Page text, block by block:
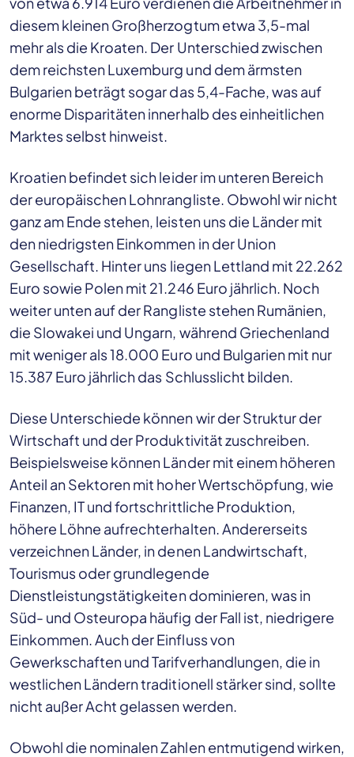
diesem kleinen Großherzogtum etwa 3,5-mal
mehr als die Kroaten. Der Unterschied zwischen
dem reichsten Luxemburg und dem ärmsten
Bulgarien beträgt sogar das 5,4-Fache, was auf
enorme Disparitäten innerhalb des einheitlichen
Marktes selbst hinweist.
Kroatien befindet sich leider im unteren Bereich
der europäischen Lohnrangliste. Obwohl wir nicht
ganz am Ende stehen, leisten uns die Länder mit
den niedrigsten Einkommen in der Union
Gesellschaft. Hinter uns liegen Lettland mit 22.262
Euro sowie Polen mit 21.246 Euro jährlich. Noch
weiter unten auf der Rangliste stehen Rumänien,
die Slowakei und Ungarn, während Griechenland
mit weniger als 18.000 Euro und Bulgarien mit nur
15.387 Euro jährlich das Schlusslicht bilden.
Diese Unterschiede können wir der Struktur der
Wirtschaft und der Produktivität zuschreiben.
Beispielsweise können Länder mit einem höheren
Anteil an Sektoren mit hoher Wertschöpfung, wie
Finanzen, IT und fortschrittliche Produktion,
höhere Löhne aufrechterhalten. Andererseits
verzeichnen Länder, in denen Landwirtschaft,
Tourismus oder grundlegende
Dienstleistungstätigkeiten dominieren, was in
Süd- und Osteuropa häufig der Fall ist, niedrigere
Einkommen. Auch der Einfluss von
Gewerkschaften und Tarifverhandlungen, die in
westlichen Ländern traditionell stärker sind, sollte
nicht außer Acht gelassen werden.
Obwohl die nominalen Zahlen entmutigend wirken,